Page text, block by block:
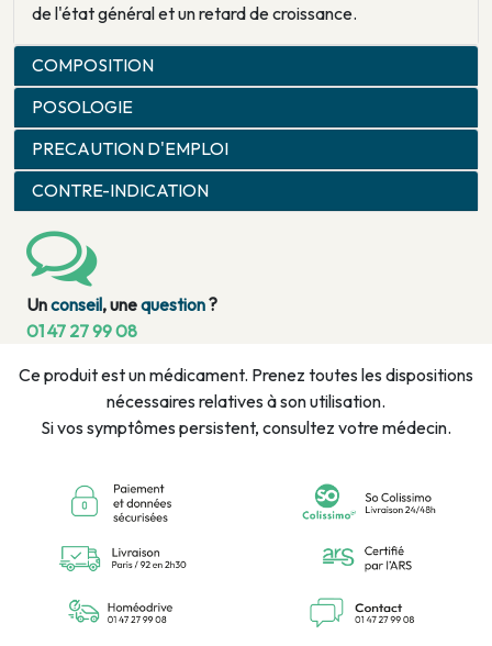
de l'état général et un retard de croissance.
COMPOSITION
POSOLOGIE
PRECAUTION D'EMPLOI
CONTRE-INDICATION
Unconseil, unequestion?
01 47 27 99 08
Ce produit est un médicament. Prenez toutes les dispositions
nécessaires relatives à son utilisation.
Si vos symptômes persistent, consultez votre médecin.